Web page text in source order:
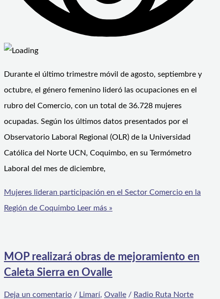
Durante el último trimestre móvil de agosto, septiembre y
octubre, el género femenino lideró las ocupaciones en el
rubro del Comercio, con un total de 36.728 mujeres
ocupadas. Según los últimos datos presentados por el
Observatorio Laboral Regional (OLR) de la Universidad
Católica del Norte UCN, Coquimbo, en su Termómetro
Laboral del mes de diciembre,
Mujeres lideran participación en el Sector Comercio en la
Región de Coquimbo Leer más »
MOP realizará obras de mejoramiento en
Caleta Sierra en Ovalle
Deja un comentario / Limarí, Ovalle / Radio Ruta Norte